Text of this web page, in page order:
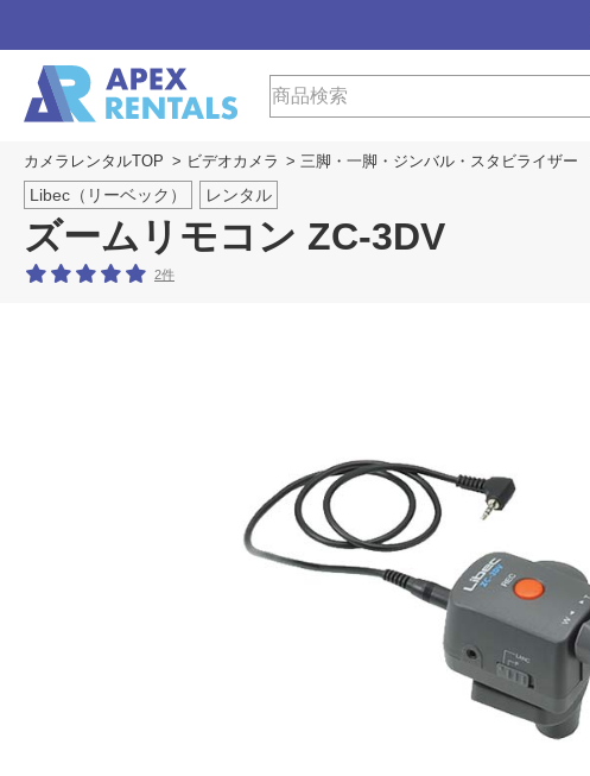
カメラレンタルTOP > ビデオカメラ > 三脚・一脚・ジンバル・スタビライザー
Libec（リーベック）
ズームリモコン ZC-3DV
レンタル
2件